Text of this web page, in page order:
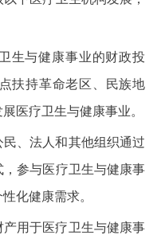
生与健康事业的财政投
扶持革命老区、民族地
医疗卫生与健康事业。
、法人和其他组织通过
参与医疗卫生与健康事
化健康需求。
用于医疗卫生与健康事